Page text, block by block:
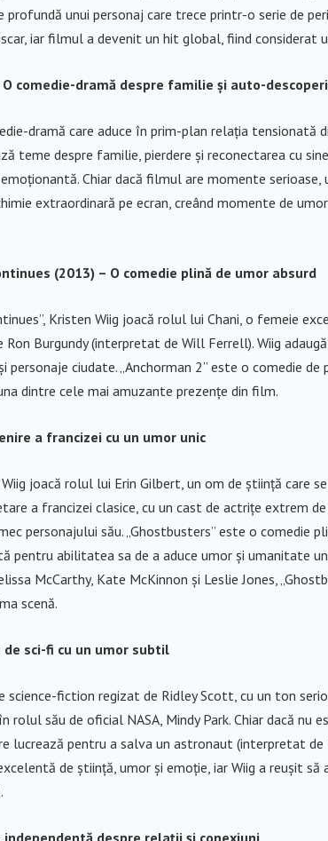
unui personaj care trece printr-o serie de
iar filmul a devenit un hit global, fiind considerat
comedie-dramă despre familie și auto-
dramă care aduce în prim-plan relația tensionată
teme despre familie, pierdere și reconectarea cu
Chiar dacă filmul are momente
extraordinară pe ecran, creând momente de
(2013) – O comedie plină de umor absurd
Kristen Wiig joacă rolul lui Chani, o femeie
Burgundy (interpretat de Will Ferrell). Wiig
ciudate. „Anchorman 2” este o comedie de
dintre cele mai amuzante prezențe din film.
a francizei cu un umor unic
joacă rolul lui Erin Gilbert, un om de știință care
a francizei clasice, cu un cast de actrițe extrem
personajului său. „Ghostbusters” este o comedie
pentru abilitatea sa de a aduce umor și umanitate
McCarthy, Kate McKinnon și Leslie Jones,
scenă.
sci-fi cu un umor subtil
science-fiction regizat de Ridley Scott, cu un ton
său de oficial NASA, Mindy Park. Chiar dacă nu
lucrează pentru a salva un astronaut (interpretat
de știință, umor și emoție, iar Wiig a reușit să
independentă despre relații și conexiuni